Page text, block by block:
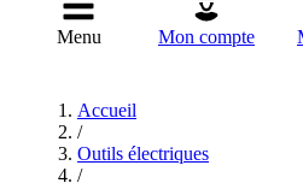
Menu Mon compte
Accueil
/
Outils électriques
/